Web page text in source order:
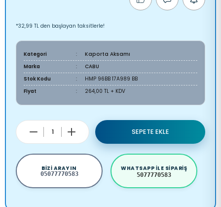
*32,99 TL den başlayan taksitlerle!
Kategori
Kaporta Aksamı
Marka
CABU
Stok Kodu
HMP 96BB 17A989 BB
Fiyat
264,00 TL + KDV
SEPETE EKLE
BIZI ARAYIN
05077770583
WHATSAPP ILE SIPARIŞ
5077770583